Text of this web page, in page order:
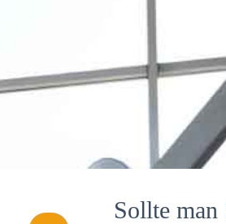
Sollte man